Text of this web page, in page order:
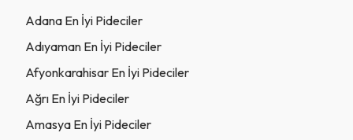
Adana En İyi Pideciler
Adıyaman En İyi Pideciler
Afyonkarahisar En İyi Pideciler
Ağrı En İyi Pideciler
Amasya En İyi Pideciler